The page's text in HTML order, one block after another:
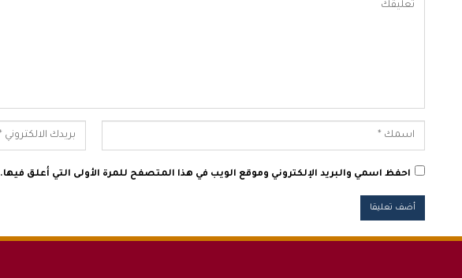
احفظ اسمي والبريد الإلكتروني وموقع الويب في هذا المتصفح للمرة الأولى التي أعلق فيها.